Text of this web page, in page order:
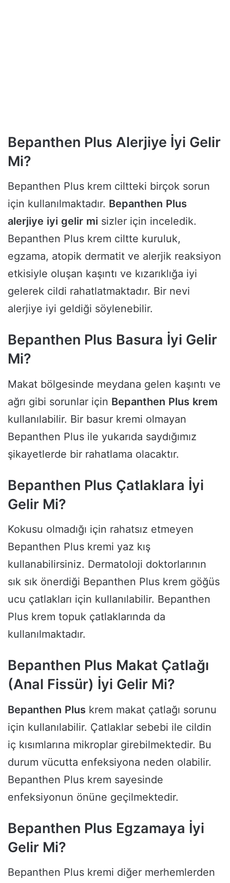
Bepanthen Plus Alerjiye İyi Gelir
Mi?
Bepanthen Plus krem ciltteki birçok sorun
için kullanılmaktadır. Bepanthen Plus
alerjiye iyi gelir mi sizler için inceledik.
Bepanthen Plus krem ciltte kuruluk,
egzama, atopik dermatit ve alerjik reaksiyon
etkisiyle oluşan kaşıntı ve kızarıklığa iyi
gelerek cildi rahatlatmaktadır. Bir nevi
alerjiye iyi geldiği söylenebilir.
Bepanthen Plus Basura İyi Gelir
Mi?
Makat bölgesinde meydana gelen kaşıntı ve
ağrı gibi sorunlar için Bepanthen Plus krem
kullanılabilir. Bir basur kremi olmayan
Bepanthen Plus ile yukarıda saydığımız
şikayetlerde bir rahatlama olacaktır.
Bepanthen Plus Çatlaklara İyi
Gelir Mi?
Kokusu olmadığı için rahatsız etmeyen
Bepanthen Plus kremi yaz kış
kullanabilirsiniz. Dermatoloji doktorlarının
sık sık önerdiği Bepanthen Plus krem göğüs
ucu çatlakları için kullanılabilir. Bepanthen
Plus krem topuk çatlaklarında da
kullanılmaktadır.
Bepanthen Plus Makat Çatlağı
(Anal Fissür) İyi Gelir Mi?
Bepanthen Plus krem makat çatlağı sorunu
için kullanılabilir. Çatlaklar sebebi ile cildin
iç kısımlarına mikroplar girebilmektedir. Bu
durum vücutta enfeksiyona neden olabilir.
Bepanthen Plus krem sayesinde
enfeksiyonun önüne geçilmektedir.
Bepanthen Plus Egzamaya İyi
Gelir Mi?
Bepanthen Plus kremi diğer merhemlerden